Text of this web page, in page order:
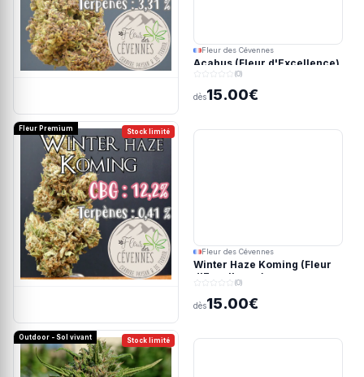
Fleur des Cévennes
Acabus (Fleur d'Excellence)
(0)
dès15.00€
Stock limité
Fleur Premium
Fleur des Cévennes
Winter Haze Koming (Fleur
d'Excellence)
(0)
dès15.00€
Stock limité
Outdoor - Sol vivant